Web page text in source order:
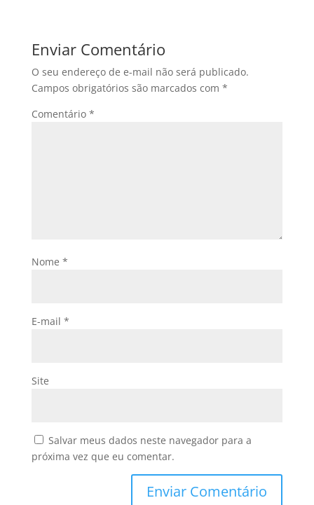
Enviar Comentário
O seu endereço de e-mail não será publicado.
Campos obrigatórios são marcados com *
Comentário *
Nome *
E-mail *
Site
Salvar meus dados neste navegador para a
próxima vez que eu comentar.